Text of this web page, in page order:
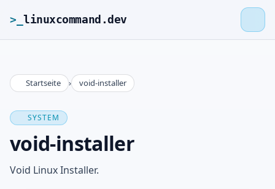
>_ linuxcommand.dev
>_linuxcommand.dev
Roadmap
Startseite › void-installer
SYSTEM
void-installer
Void Linux Installer.